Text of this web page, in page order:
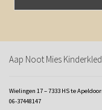
Aap Noot Mies
Wielingen 17 – 7333 HS te
06-37448147